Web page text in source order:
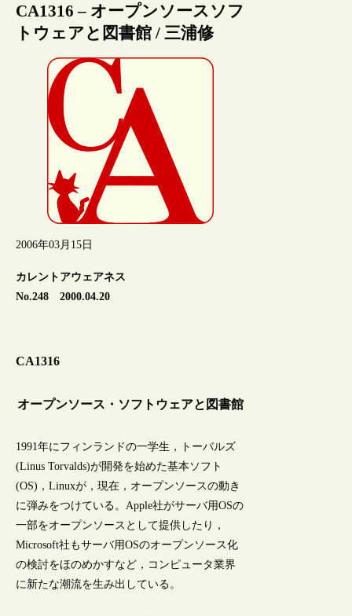
CA1316 – オープンソースソフ
トウェアと図書館 / 三浦修
2006年03月15日
カレントアウェアネス
No.248 2000.04.20
CA1316
オープンソース・ソフトウェアと図書館
1991年にフィンランドの一学生，トーバルズ
(Linus Torvalds)が開発を始めた基本ソフト
(OS)，Linuxが，現在，オープンソースの動き
に弾みをつけている。Apple社がサーバ用OSの
一部をオープンソースとして提供したり，
Microsoft社もサーバ用OSのオープンソース化
の検討をほのめかすなど，コンピュータ業界
に新たな潮流を生み出している。